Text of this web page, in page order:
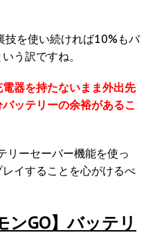
技を使い続ければ10%もバ
う訳ですね。
器を持たないまま外出先
ッテリーの余裕があるこ
リーセーバー機能を使っ
イすることを心がけるべ
ンGO】バッテリ